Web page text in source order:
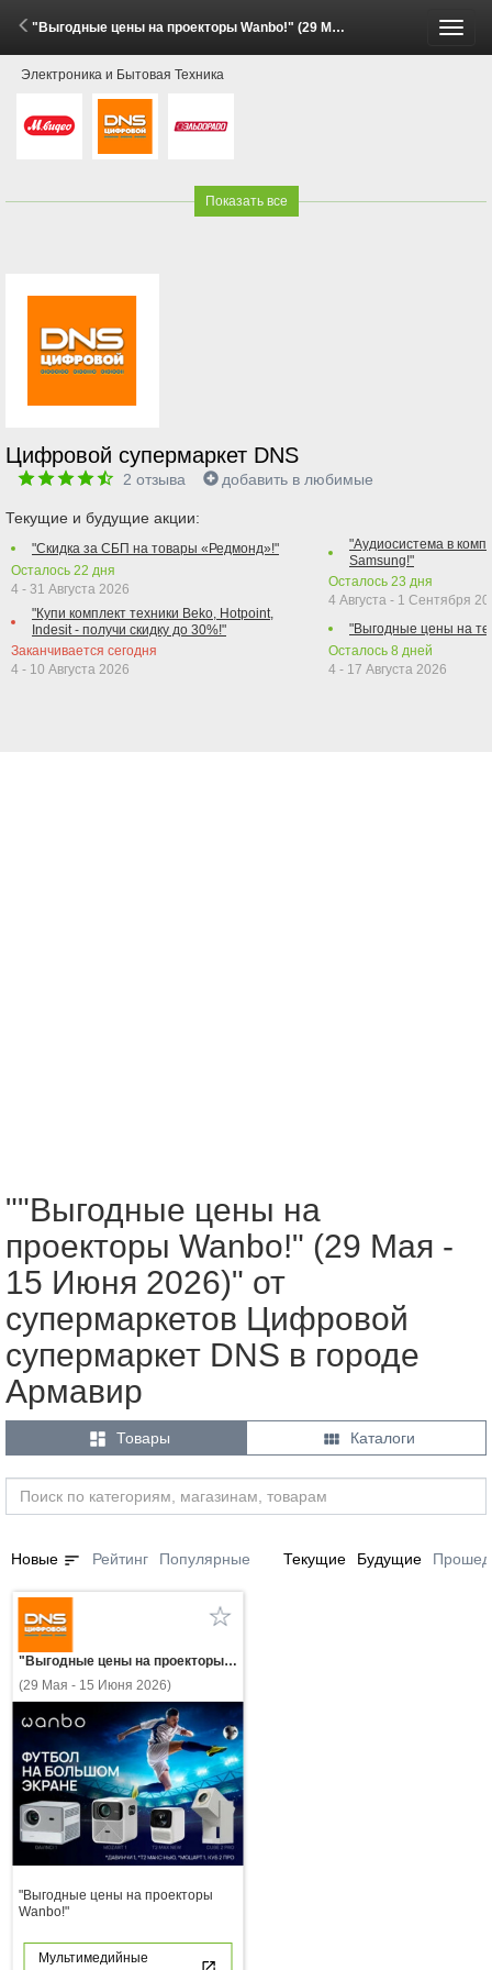
"Выгодные цены на проекторы Wanbo!" (29 Мая - 15 Июня 2026)
Электроника и Бытовая Техника
Показать все
Цифровой супермаркет DNS
2 отзыва добавить в любимые
Текущие и будущие акции:
"Скидка за СБП на товары «Редмонд»!"
Осталось 22 дня
4 - 31 Августа 2026
"Купи комплект техники Beko, Hotpoint,
Indesit - получи скидку до 30%!"
Заканчивается сегодня
4 - 10 Августа 2026
"Аудиосистема в
Samsung!"
Осталось 23 дня
4 Августа - 1 Сентября
"Выгодные цены на
Осталось 8 дней
4 - 17 Августа 2026
""Выгодные цены на
проекторы Wanbo!" (29 Мая -
15 Июня 2026)" от
супермаркетов Цифровой
супермаркет DNS в городе
Армавир
 Товары  Каталоги
Новые sort Рейтинг Популярные Текущие Будущие
"Выгодные цены на проекторы Wanbo!"
(29 Мая - 15 Июня 2026)
"Выгодные цены на проекторы
Wanbo!"
Мультимедийные